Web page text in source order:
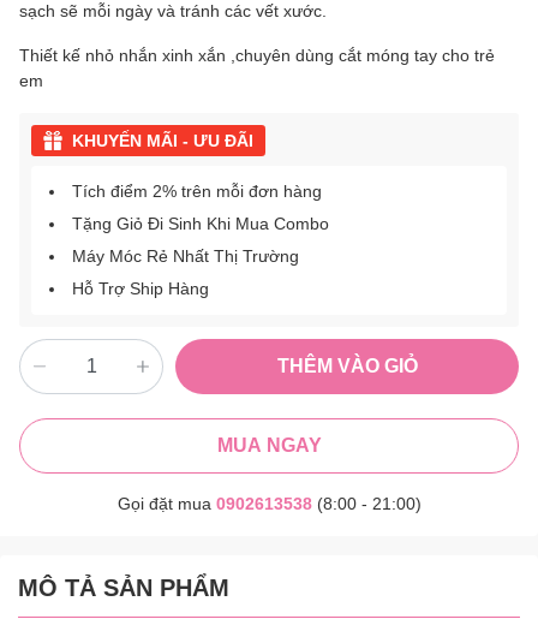
sạch sẽ mỗi ngày và tránh các vết xước.
Thiết kế nhỏ nhắn xinh xắn ,chuyên dùng cắt móng tay cho trẻ
em
KHUYẾN MÃI - ƯU ĐÃI
Tích điểm 2% trên mỗi đơn hàng
Tặng Giỏ Đi Sinh Khi Mua Combo
Máy Móc Rẻ Nhất Thị Trường
Hỗ Trợ Ship Hàng
THÊM VÀO GIỎ
MUA NGAY
Gọi đặt mua 0902613538(8:00 - 21:00)
MÔ TẢ SẢN PHẨM